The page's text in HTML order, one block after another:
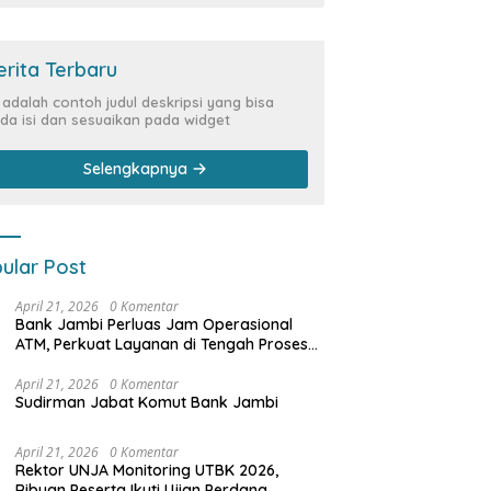
Terbaru
adalah contoh judul deskripsi yang bisa
isi dan sesuaikan pada widget
Selengkapnya
Post
April 21, 2026 0 Komentar
Bank Jambi Perluas Jam Operasional
ATM, Perkuat Layanan di Tengah Proses
April 21, 2026 0 Komentar
Sudirman Jabat Komut Bank Jambi
April 21, 2026 0 Komentar
Rektor UNJA Monitoring UTBK 2026,